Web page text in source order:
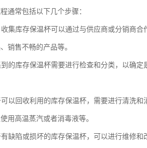
通常包括以下几个步骤：
集库存保温杯可以通过与供应商或分销商
销售不畅的产品等。
的库存保温杯需要进行检查和分类，以确
以回收利用的库存保温杯，需要进行清洗
用高温蒸汽或者消毒液等。
缺陷或损坏的库存保温杯，可以进行维修